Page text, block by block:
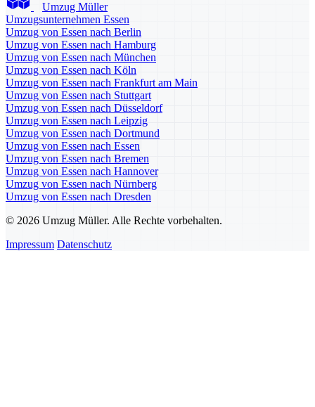
Umzug Müller
Umzugsunternehmen Essen
Umzug von Essen nach Berlin
Umzug von Essen nach Hamburg
Umzug von Essen nach München
Umzug von Essen nach Köln
Umzug von Essen nach Frankfurt am Main
Umzug von Essen nach Stuttgart
Umzug von Essen nach Düsseldorf
Umzug von Essen nach Leipzig
Umzug von Essen nach Dortmund
Umzug von Essen nach Essen
Umzug von Essen nach Bremen
Umzug von Essen nach Hannover
Umzug von Essen nach Nürnberg
Umzug von Essen nach Dresden
© 2026 Umzug Müller. Alle Rechte vorbehalten.
Impressum Datenschutz